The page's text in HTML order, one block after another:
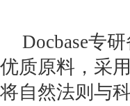
Docbase专
优质原料，采
将自然法则与